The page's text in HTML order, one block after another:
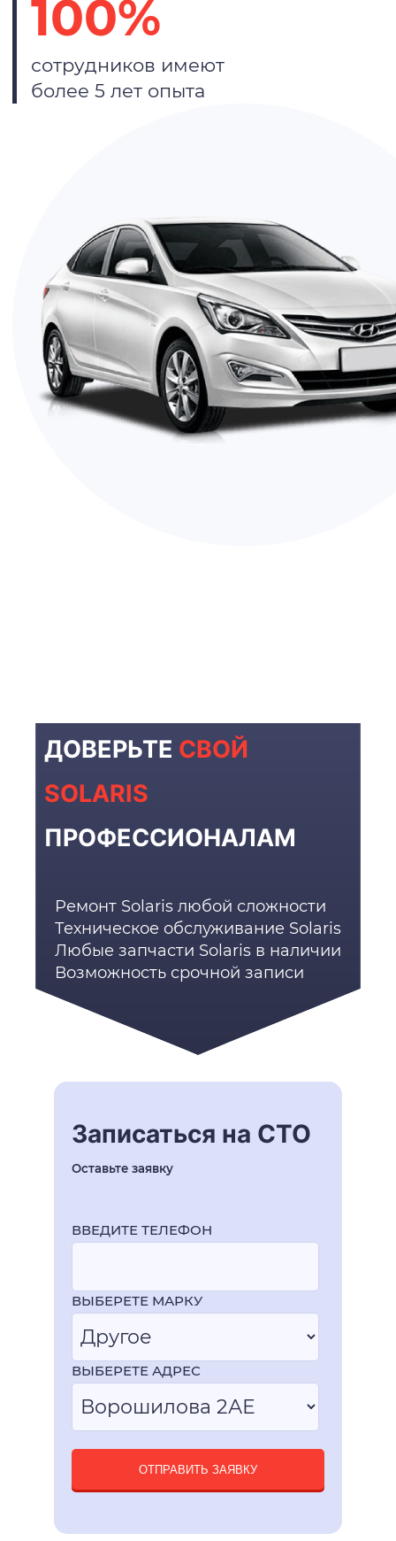
100%
сотрудников имеют
более 5 лет опыта
ДОВЕРЬТЕ СВОЙ
SOLARIS
ПРОФЕССИОНАЛАМ
Ремонт Solaris любой сложности
Техническое обслуживание Solaris
Любые запчасти Solaris в наличии
Возможность срочной записи
Записаться на СТО
Оставьте заявку
ВВЕДИТЕ ТЕЛЕФОН
ВЫБЕРЕТЕ МАРКУ
ВЫБЕРЕТЕ АДРЕС
ОТПРАВИТЬ ЗАЯВКУ